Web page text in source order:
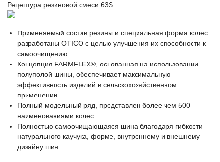
Рецептура резиновой смеси 63S:
Применяемый состав резины и специальная форма колес
разработаны OTICO с целью улучшения их способности к
самоочищению.
Концепция FARMFLEX®, основанная на использовании
полуполой шины, обеспечивает максимальную
эффективность изделий в сельскохозяйственном
применении.
Полный модельный ряд, представлен более чем 500
наименованиями колес.
Полностью самоочищающаяся шина благодаря гибкости
натурального каучука, форме, внутреннему и внешнему
дизайну шин.